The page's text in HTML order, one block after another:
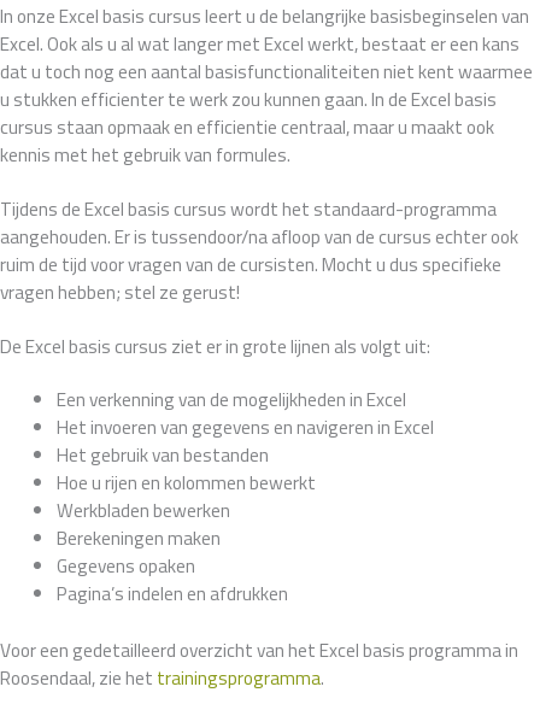
In onze Excel basis cursus leert u de belangrijke basisbeginselen van
Excel. Ook als u al wat langer met Excel werkt, bestaat er een kans
dat u toch nog een aantal basisfunctionaliteiten niet kent waarmee
u stukken efficienter te werk zou kunnen gaan. In de Excel basis
cursus staan opmaak en efficientie centraal, maar u maakt ook
kennis met het gebruik van formules.
Tijdens de Excel basis cursus wordt het standaard-programma
aangehouden. Er is tussendoor/na afloop van de cursus echter ook
ruim de tijd voor vragen van de cursisten. Mocht u dus specifieke
vragen hebben; stel ze gerust!
De Excel basis cursus ziet er in grote lijnen als volgt uit:
Een verkenning van de mogelijkheden in Excel
Het invoeren van gegevens en navigeren in Excel
Het gebruik van bestanden
Hoe u rijen en kolommen bewerkt
Werkbladen bewerken
Berekeningen maken
Gegevens opaken
Pagina’s indelen en afdrukken
Voor een gedetailleerd overzicht van het Excel basis programma in
Roosendaal, zie het trainingsprogramma.